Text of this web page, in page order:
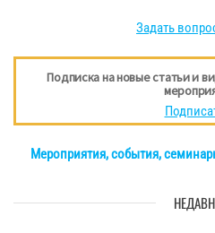
Задать
Подписка на новые статьи и
Мероприятия, события,